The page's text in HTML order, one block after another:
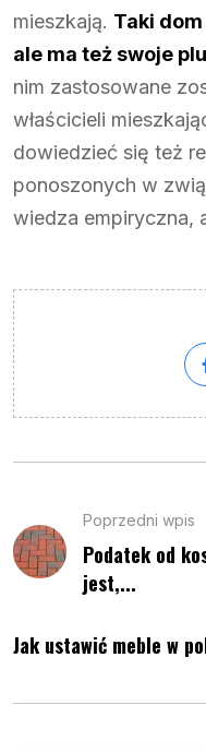
mieszkają. Taki
ale ma też swoje
nim zastosowane
właścicieli
dowiedzieć się też
ponoszonych w
wiedza empiryczna,
Poprzedni wpis
Podatek od
jest,...
Jak ustawić meble w